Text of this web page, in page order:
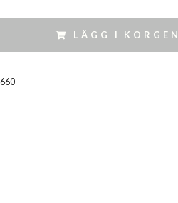
LÄGG I KORGEN
660